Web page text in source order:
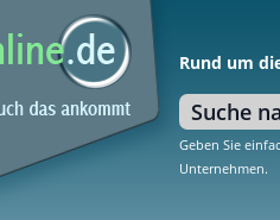
Rund um
Geben Sie
Unternehmen.